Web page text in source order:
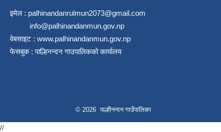
इमेल : palhinandanrulmun2073@gmail.com
info@palhinandanmun.gov.np
वेबसाइट : www.palhinandanmun.gov.np
फेसबुक :पाल्हिनन्दन गाउपालिकको कार्यालय
© 2026 पाल्हीनन्दन गाउँपालिका
//